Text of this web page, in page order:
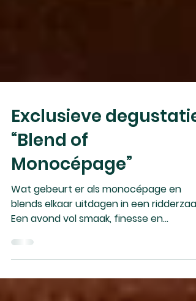
Exclusieve degustatie
“Blend of
Monocépage”
Wat gebeurt er als monocépage en
meningen. Klik door en ontdek hoe onze
degustatie in Moerkerke verliep.